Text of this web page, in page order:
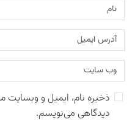
ذخیره نام، ایمیل و وبسایت
دیدگاهی می‌نویسم.